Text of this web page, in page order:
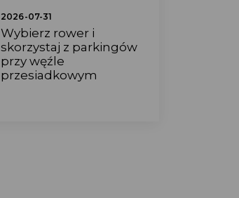
2026-07-31
Wybierz rower i
skorzystaj z parkingów
przy węźle
przesiadkowym